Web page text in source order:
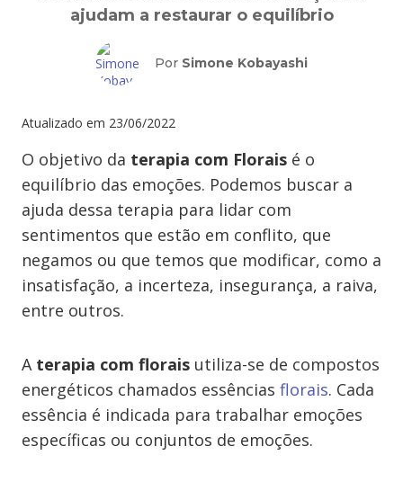
ajudam a restaurar o equilíbrio
Por Simone Kobayashi
Atualizado em 23/06/2022
O objetivo da terapia com Florais é o
equilíbrio das emoções. Podemos buscar a
ajuda dessa terapia para lidar com
sentimentos que estão em conflito, que
negamos ou que temos que modificar, como a
insatisfação, a incerteza, insegurança, a raiva,
entre outros.
A terapia com florais utiliza-se de compostos
energéticos chamados essências florais. Cada
essência é indicada para trabalhar emoções
específicas ou conjuntos de emoções.